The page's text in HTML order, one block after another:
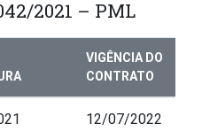
2021 – PML
VIGÊNCIA DO
CONTRATO
12/07/2022